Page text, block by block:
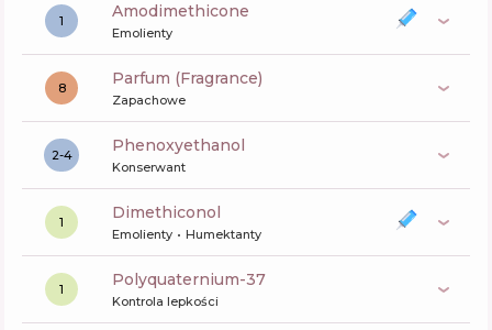
1 amodimethicone
Emolienty
8 Parfum (Fragrance)
Zapachowe
2-4 phenoxyethanol
Konserwant
1 dimethiconol
Emolienty Humektanty
1 polyquaternium-37
Kontrola lepkości